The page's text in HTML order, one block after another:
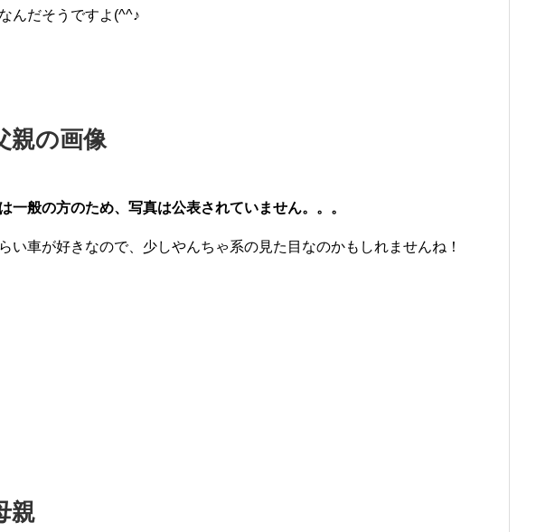
んだそうですよ(^^♪
親の画像
一般の方のため、写真は公表されていません。。。
い車が好きなので、少しやんちゃ系の見た目なのかもしれませんね！
親